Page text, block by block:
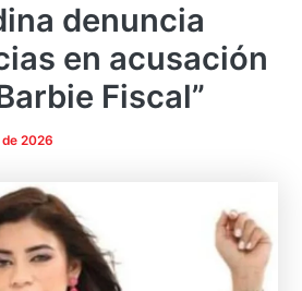
denuncia
en acusación
Fiscal”
2026